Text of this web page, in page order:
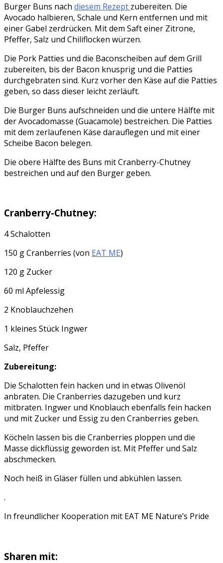
Burger Buns nach diesem Rezept zubereiten. Die
Avocado halbieren, Schale und Kern entfernen und mit
einer Gabel zerdrücken. Mit dem Saft einer Zitrone,
Pfeffer, Salz und Chiliflocken würzen.
Die Pork Patties und die Baconscheiben auf dem Grill
zubereiten, bis der Bacon knusprig und die Patties
durchgebraten sind. Kurz vorher den Käse auf die Patties
geben, so dass dieser leicht zerläuft.
Die Burger Buns aufschneiden und die untere Hälfte mit
der Avocadomasse (Guacamole) bestreichen. Die Patties
mit dem zerlaufenen Käse darauflegen und mit einer
Scheibe Bacon belegen.
Die obere Hälfte des Buns mit Cranberry-Chutney
bestreichen und auf den Burger geben.
Cranberry-Chutney:
4 Schalotten
150 g Cranberries (von EAT ME)
120 g Zucker
60 ml Apfelessig
2 Knoblauchzehen
1 kleines Stück Ingwer
Salz, Pfeffer
Zubereitung:
Die Schalotten fein hacken und in etwas Olivenöl
anbraten. Die Cranberries dazugeben und kurz
mitbraten. Ingwer und Knoblauch ebenfalls fein hacken
und mit Zucker und Essig zu den Cranberries geben.
Köcheln lassen bis die Cranberries ploppen und die
Masse dickflüssig geworden ist. Mit Pfeffer und Salz
abschmecken.
Noch heiß in Gläser füllen und abkühlen lassen.
.
In freundlicher Kooperation mit EAT ME Nature’s Pride
Sharen mit: